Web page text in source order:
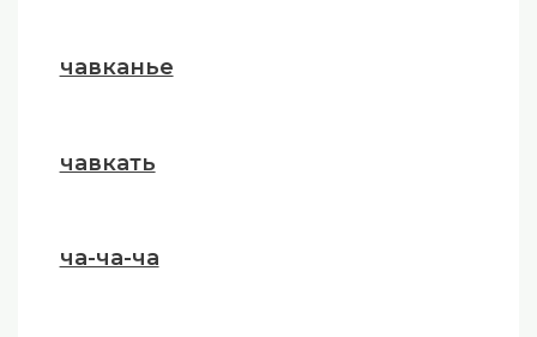
чавканье
чавкать
ча-ча-ча